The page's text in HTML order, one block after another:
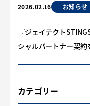
2026.02.16 お知らせ
『ジェイテクト
シャルパートナー契
カテゴリー